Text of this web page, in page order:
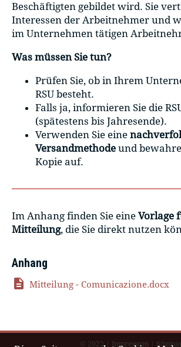
Beschäftigten gebildet wird. Sie
Interessen der Arbeitnehmer und
im Unternehmen tätigen
Was müssen Sie tun?
Prüfen Sie, ob in Ihrem
RSU besteht.
Falls ja, informieren Sie die
(spätestens bis Jahresende).
Verwenden Sie eine
Versandmethode und
Kopie auf.
Im Anhang finden Sie eine Vorlage
Mitteilung, die Sie direkt nutzen
Anhang
description Mitteilung - Comunicazione.docx
© 2022 Impressum